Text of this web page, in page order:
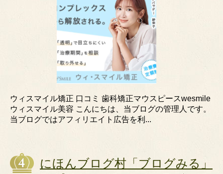
ウィスマイル矯正 口コミ 歯科矯正マウスピースwesmile
ウィスマイル美容 こんにちは、当ブログの管理人です。
当ブログではアフィリエイト広告を利...
にほんブログ村「ブログみる」